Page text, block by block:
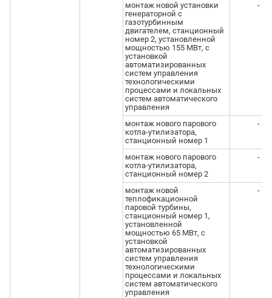
монтаж новой установки
генераторной с
газотурбинным
двигателем, станционный
номер 2, установленной
мощностью 155 МВт, с
установкой
автоматизированных
систем управления
технологическими
процессами и локальных
систем автоматического
управления
-
монтаж нового парового
котла-утилизатора,
станционный номер 1
-
монтаж нового парового
котла-утилизатора,
станционный номер 2
-
монтаж новой
теплофикационной
паровой турбины,
станционный номер 1,
установленной
мощностью 65 МВт, с
установкой
автоматизированных
систем управления
технологическими
процессами и локальных
систем автоматического
управления
-